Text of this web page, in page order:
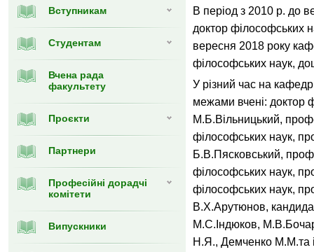
Вступникам
Студентам
Вчена рада
факультету
Проєкти
Партнери
Професійні дорадчі
комітети
Випускники
В період з 2010 р. до
доктор філософських
вересня 2018 року
філософських наук,
У різний час на
межами вченi: доктор
М.Б.Вiльницький,
філософських наук,
Б.В.Пясковський,
фiлософських наук,
філософських наук,
В.Х.Арутюнов,
М.С.Iндюков,
Н.Я., Демченко М.М.та